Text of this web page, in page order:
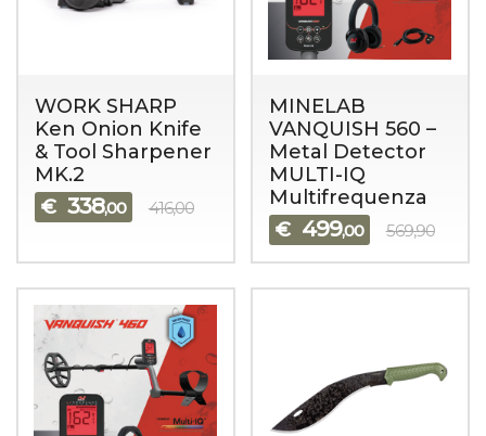
WORK SHARP
Ken Onion Knife
& Tool Sharpener
MK.2
€ 338,00 416,00
MINELAB
VANQUISH 560 –
Metal Detector
MULTI-IQ
Multifrequenza
€ 499,00 569,90